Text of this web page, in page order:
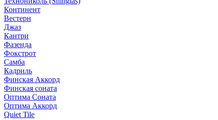
Континент
Вестерн
Джаз
Кантри
Фазенда
Фокстрот
Самба
Кадриль
Финская Аккорд
Финская соната
Оптима Соната
Оптима Аккорд
Quiet Tile